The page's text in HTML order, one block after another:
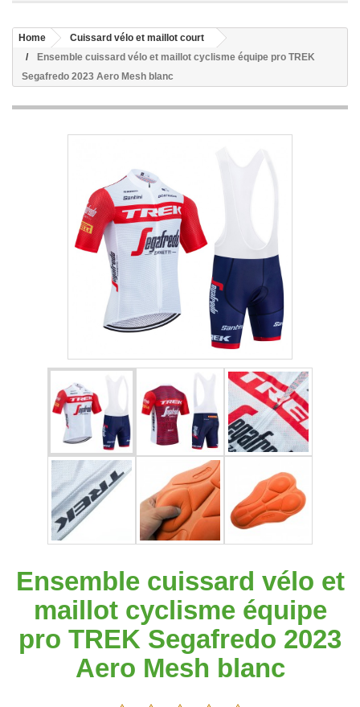
Home
Cuissard vélo et maillot court
Ensemble cuissard vélo et maillot cyclisme équipe pro TREK
Segafredo 2023 Aero Mesh blanc
Ensemble cuissard vélo et
maillot cyclisme équipe
pro TREK Segafredo 2023
Aero Mesh blanc